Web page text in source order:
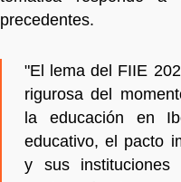
precedentes.
"El lema del FIIE
rigurosa del
la educación en
educativo, el pacto
y sus instituciones